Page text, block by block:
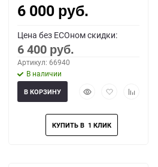
6 000 руб.
Цена без ECOном скидки:
6 400 руб.
Артикул: 66940
В наличии
БыстрыйДобавить
избранное
Добавить
В КОРЗИНУ